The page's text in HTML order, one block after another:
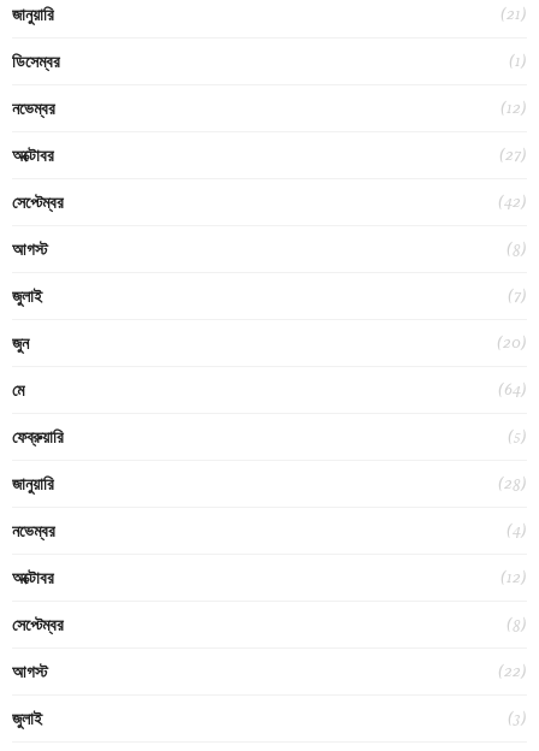
জানুয়ারি (21)
ডিসেম্বর (1)
নভেম্বর (12)
অক্টোবর (27)
সেপ্টেম্বর (42)
আগস্ট (8)
জুলাই (7)
জুন (20)
মে (64)
ফেব্রুয়ারি (5)
জানুয়ারি (28)
নভেম্বর (4)
অক্টোবর (12)
সেপ্টেম্বর (8)
আগস্ট (22)
জুলাই (3)